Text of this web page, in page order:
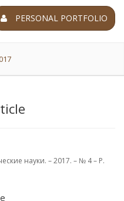
PERSONAL PORTFOLIO
науки. – 2017. – № 4 – P.